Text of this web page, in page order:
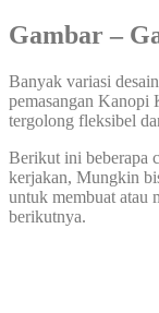
Gambar –
Banyak variasi
pemasangan
tergolong fleksibel
Berikut ini beberapa
kerjakan, Mungkin
untuk membuat atau
berikutnya.